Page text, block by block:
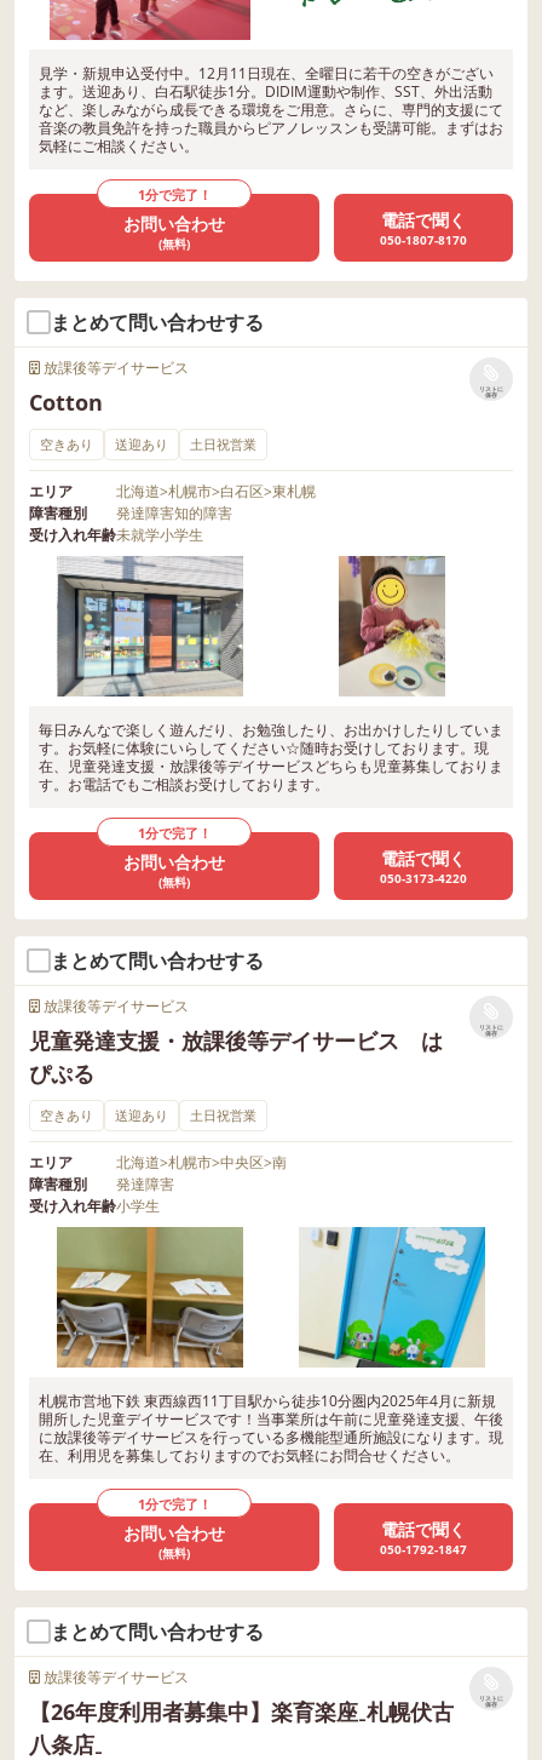
見学・新規申込受付中。12月11日現在、全曜日に若干の空きがござい
ます。送迎あり、白石駅徒歩1分。DIDIM運動や制作、SST、外出活動
など、楽しみながら成長できる環境をご用意。さらに、専門的支援にて
音楽の教員免許を持った職員からピアノレッスンも受講可能。まずはお
気軽にご相談ください。
1分で完了！
お問い合わせ
(無料)
電話で聞く
050-1807-8170
まとめて問い合わせする
放課後等デイサービス
Cotton
リストに
保存
空きあり 送迎あり 土日祝営業
エリア 北海道>札幌市>白石区>東札幌
障害種別
発達障害知的障害
受け入れ年齢未就学小学生
毎日みんなで楽しく遊んだり、お勉強したり、お出かけしたりしていま
す。お気軽に体験にいらしてください☆随時お受けしております。現
在、児童発達支援・放課後等デイサービスどちらも児童募集しておりま
す。お電話でもご相談お受けしております。
1分で完了！
お問い合わせ
(無料)
電話で聞く
050-3173-4220
まとめて問い合わせする
放課後等デイサービス
児童発達支援・放課後等デイサービス は
ぴぷる
リストに
保存
空きあり 送迎あり 土日祝営業
エリア 北海道>札幌市>中央区>南
障害種別
発達障害
受け入れ年齢小学生
札幌市営地下鉄 東西線西11丁目駅から徒歩10分圏内2025年4月に新規
開所した児童デイサービスです！当事業所は午前に児童発達支援、午後
に放課後等デイサービスを行っている多機能型通所施設になります。現
在、利用児を募集しておりますのでお気軽にお問合せください。
1分で完了！
お問い合わせ
(無料)
電話で聞く
050-1792-1847
まとめて問い合わせする
放課後等デイサービス
【26年度利用者募集中】楽育楽座₋札幌伏古
八条店₋
リストに
保存